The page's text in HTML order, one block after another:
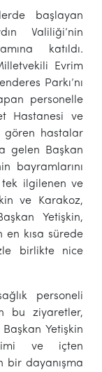
başlayan
Valiliği’nin
katıldı.
Evrim
Parkı’nı
personelle
Hastanesi ve
gören hastalar
gelen Başkan
bayramlarını
ilgilenen ve
ve Karakoz,
Yetişkin,
kısa sürede
birlikte nice
personeli
bu ziyaretler,
Yetişkin
ve içten
bir dayanışma